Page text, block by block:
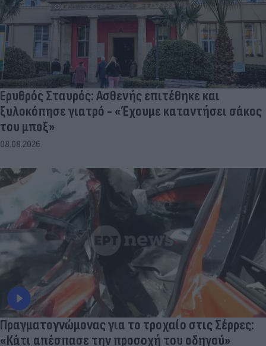
Ερυθρός Σταυρός: Ασθενής επιτέθηκε και
ξυλοκόπησε γιατρό - «Έχουμε καταντήσει σάκος
του μποξ»
08.08.2026
Πραγματογνώμονας για το τροχαίο στις Σέρρες:
«Κάτι απέσπασε την προσοχή του οδηγού»